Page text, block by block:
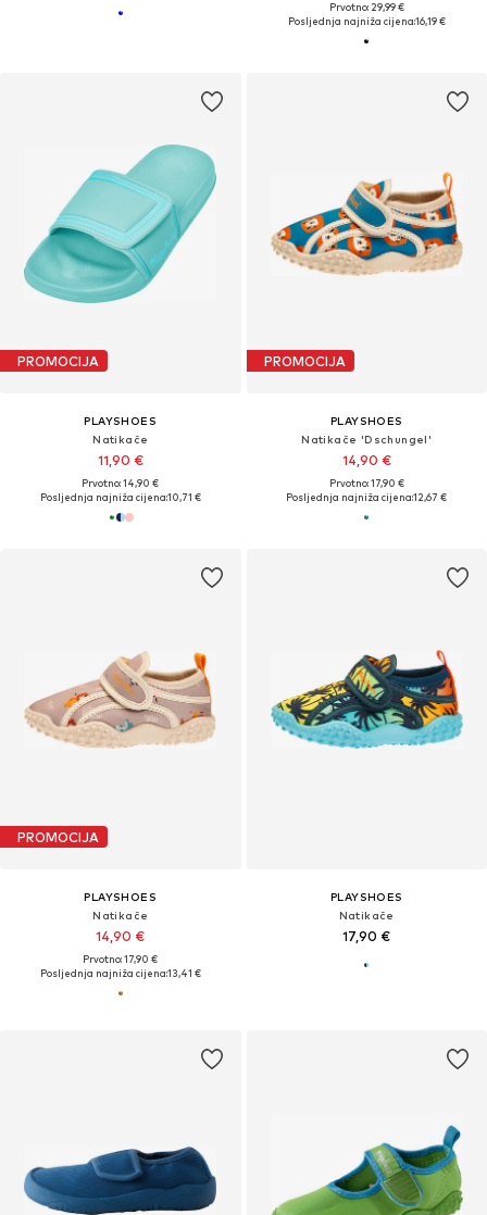
Prvotno: 29,99 €
Posljednja najniža cijena:16,19 €
PROMOCIJA
PLAYSHOES
Natikače
11,90 €
Prvotno: 14,90 €
Posljednja najniža cijena:10,71 €
PROMOCIJA
PLAYSHOES
Natikače 'Dschungel'
14,90 €
Prvotno: 17,90 €
Posljednja najniža cijena:12,67 €
PROMOCIJA
PLAYSHOES
Natikače
14,90 €
Prvotno: 17,90 €
Posljednja najniža cijena:13,41 €
PLAYSHOES
Natikače
17,90 €